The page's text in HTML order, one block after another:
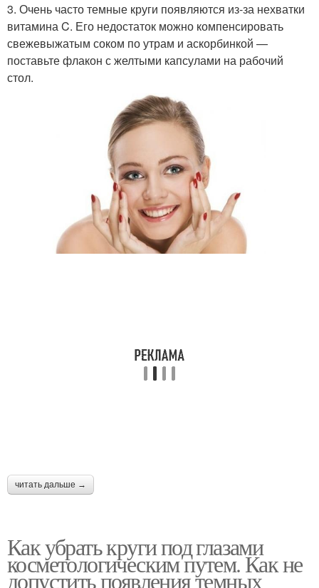
3. Очень часто темные круги появляются из-за нехватки
витамина C. Его недостаток можно компенсировать
свежевыжатым соком по утрам и аскорбинкой —
поставьте флакон с желтыми капсулами на рабочий
стол.
читать дальше →
Как убрать круги под глазами
косметологическим путем. Как не
допустить появления темных